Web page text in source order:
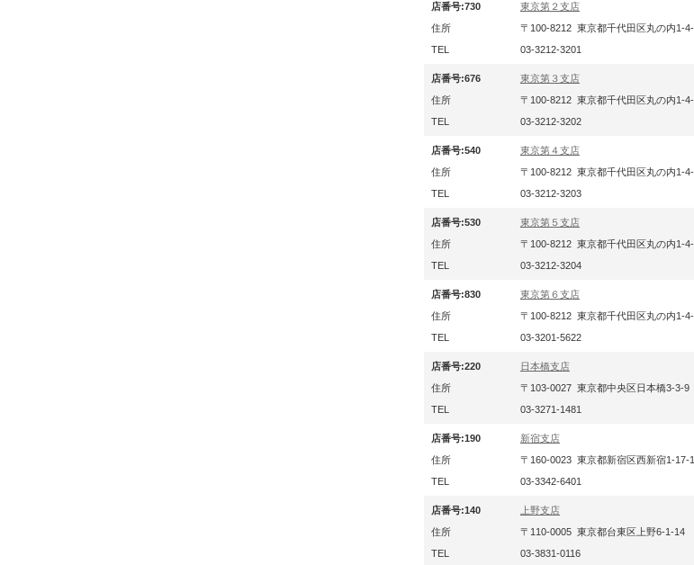
店番号:730
東京第２支店
住所
〒100-8212 東京都千代田区丸の内1-
TEL
03-3212-3201
店番号:676
東京第３支店
住所
〒100-8212 東京都千代田区丸の内1-
TEL
03-3212-3202
店番号:540
東京第４支店
住所
〒100-8212 東京都千代田区丸の内1-
TEL
03-3212-3203
店番号:530
東京第５支店
住所
〒100-8212 東京都千代田区丸の内1-
TEL
03-3212-3204
店番号:830
東京第６支店
住所
〒100-8212 東京都千代田区丸の内1-
TEL
03-3201-5622
店番号:220
日本橋支店
住所
〒103-0027 東京都中央区日本橋3-3-9
TEL
03-3271-1481
店番号:190
新宿支店
住所
〒160-0023 東京都新宿区西新宿1-17-1
TEL
03-3342-6401
店番号:140
上野支店
住所
〒110-0005 東京都台東区上野6-1-14
TEL
03-3831-0116